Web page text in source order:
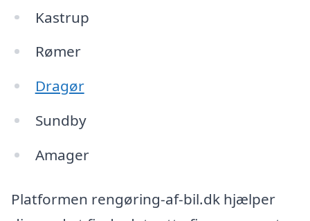
Kastrup
Rømer
Dragør
Sundby
Amager
Platformen rengøring-af-bil.dk hjælper